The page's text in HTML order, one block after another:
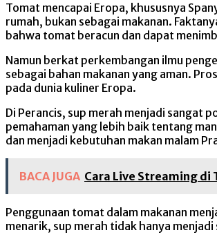
Tomat mencapai Eropa, khususnya
rumah, bukan sebagai makanan.
bahwa tomat beracun dan dapat
Namun berkat perkembangan ilmu
sebagai bahan makanan yang aman.
pada dunia kuliner Eropa.
Di Perancis, sup merah menjadi sangat
pemahaman yang lebih baik tentang
dan menjadi kebutuhan makan malam
BACA JUGA Cara Live Streaming di
Penggunaan tomat dalam makanan
menarik, sup merah tidak hanya